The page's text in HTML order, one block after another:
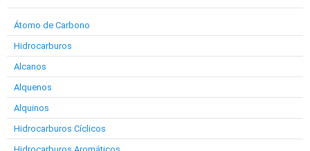
Átomo de Carbono
Hidrocarburos
Alcanos
Alquenos
Alquinos
Hidrocarburos Cíclicos